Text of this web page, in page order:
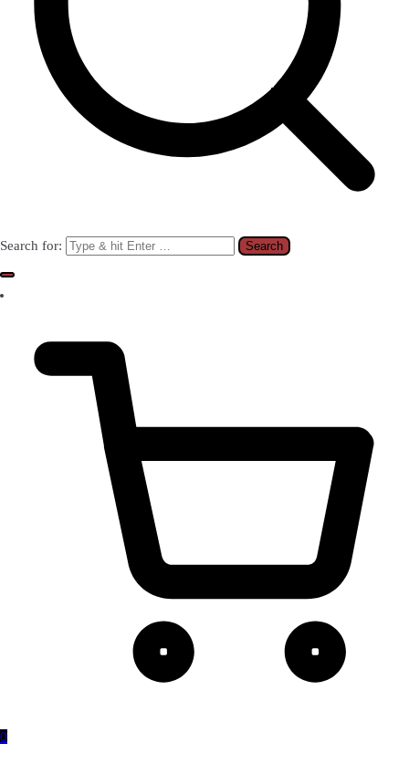
Search for:
0